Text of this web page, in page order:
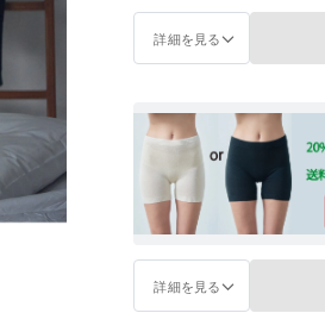
詳細を見る
詳細を見る